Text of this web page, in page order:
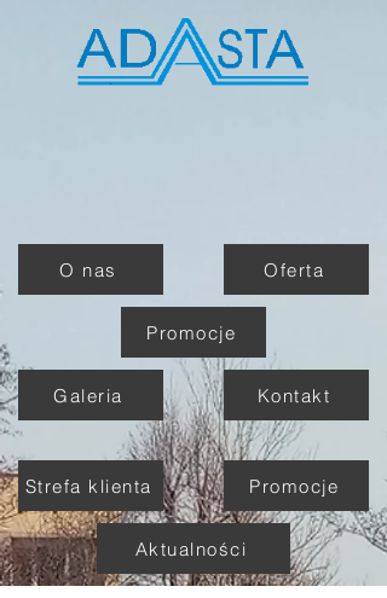
O nas Oferta
Kontakt
Galeria
Strefa klienta Promocje
Promocje
Aktualności